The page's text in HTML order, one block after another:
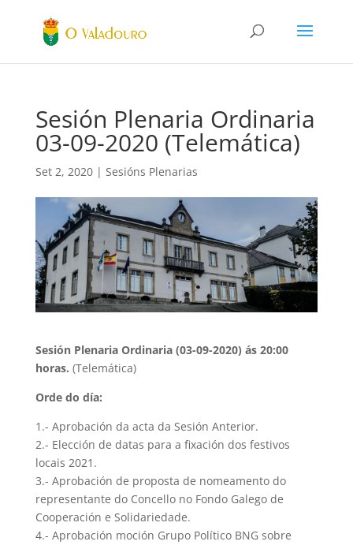
Sesión Plenaria Ordinaria
03-09-2020 (Telemática)
Set 2, 2020| Sesións Plenarias
Sesión Plenaria Ordinaria (03-09-2020) ás 20:00
horas. (Telemática)
Orde do día:
1.- Aprobación da acta da Sesión Anterior.
2.- Elección de datas para a fixación dos festivos
locais 2021.
3.- Aprobación de proposta de nomeamento do
representante do Concello no Fondo Galego de
Cooperación e Solidariedade.
4.- Aprobación moción Grupo Político BNG sobre